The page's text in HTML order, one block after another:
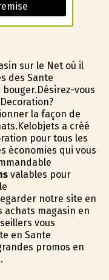
sur le Net où il
des Sante
vous
la façon de
a créé
pour tous les
économies qui vous
valables pour
notre site en
achats magasin en
vous
en Sante
promos en